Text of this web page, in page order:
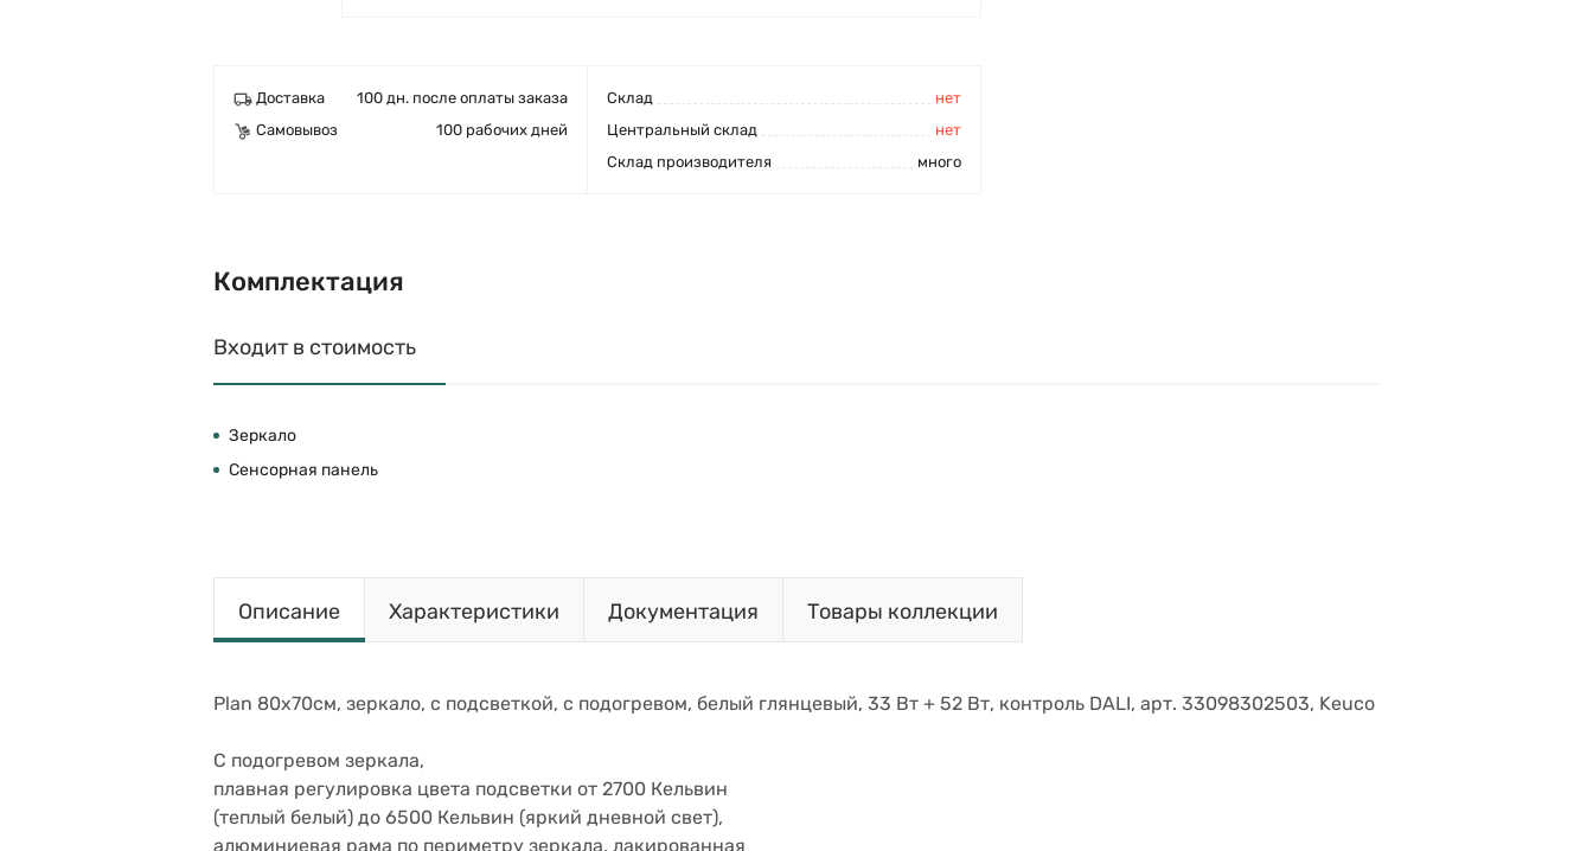
Доставка
100 дн. после оплаты заказа
Самовывоз
100 рабочих дней
Cклад
нет
Центральный склад
нет
Склад производителя
много
Комплектация
Входит в стоимость
Зеркало
Сенсорная панель
Описание Характеристики Документация Товары коллекции
Plan 80х70см, зеркало, с подсветкой, с подогревом, белый глянцевый, 33 Вт + 52 Вт, контроль DALI, арт. 33098302503, Keuco
С подогревом зеркала,
плавная регулировка цвета подсветки от 2700 Кельвин
(теплый белый) до 6500 Кельвин (яркий дневной свет),
алюминиевая рама по периметру зеркала, лакированная